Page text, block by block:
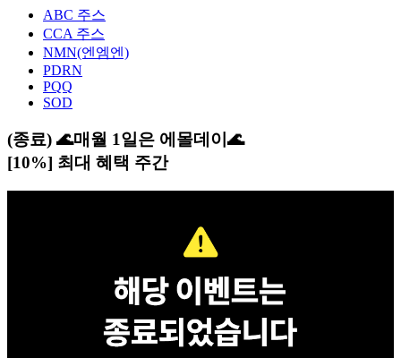
ABC 주스
CCA 주스
NMN(엔엠엔)
PDRN
PQQ
SOD
(종료) 🌊매월 1일은 에몰데이🌊
[10%] 최대 혜택 주간